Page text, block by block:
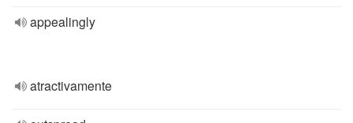
appealingly
atractivamente